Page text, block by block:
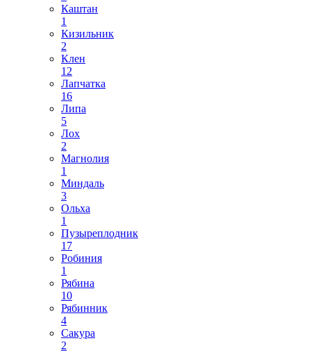
Каштан
1
Кизильник
2
Клен
12
Лапчатка
16
Липа
5
Лох
2
Магнолия
1
Миндаль
3
Ольха
1
Пузыреплодник
17
Робиния
1
Рябина
10
Рябинник
4
Сакура
2